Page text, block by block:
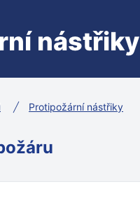
nástřiky
Protipožární nástřiky